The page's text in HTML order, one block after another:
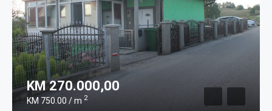
KM 270.000,00
KM 750.00 / m 2